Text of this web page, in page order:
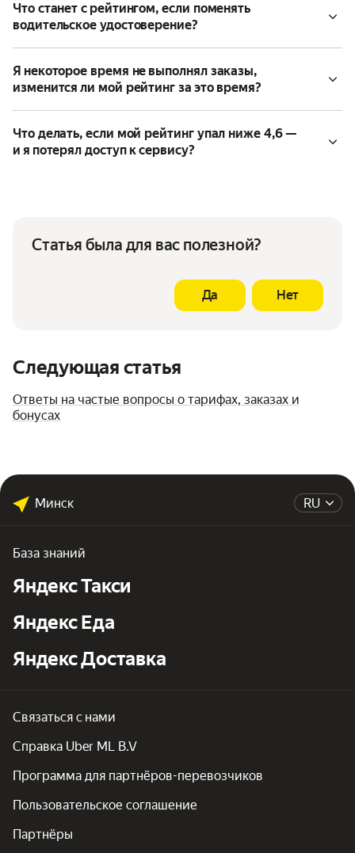
Что станет с рейтингом, если поменять
водительское удостоверение?
Я некоторое время не выполнял заказы,
изменится ли мой рейтинг за это время?
Что делать, если мой рейтинг упал ниже 4,6 —
и я потерял доступ к сервису?
Статья была для вас полезной?
Да Нет
Следующая статья
Ответы на частые вопросы о тарифах, заказах и
бонусах
RU
Минск
База знаний
Яндекс Такси
Яндекс Еда
Яндекс Доставка
Связаться с нами
Справка Uber ML B.V
Программа для партнёров-перевозчиков
Пользовательское соглашение
Партнёры